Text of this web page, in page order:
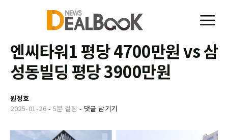
엔씨타워1 평당 4700만원 vs 삼
성동빌딩 평당 3900만원
원정호
2025-01-26 - 5분 걸림 - 댓글 남기기